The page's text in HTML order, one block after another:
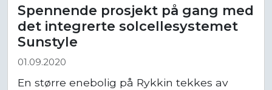
Spennende prosjekt på gang med
det integrerte solcellesystemet
Sunstyle
01.09.2020
En større enebolig på Rykkin tekkes av